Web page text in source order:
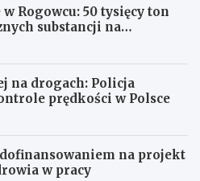
Rogowcu: 50 tysięcy ton
substancji na
na drogach: Policja
prędkości w Polsce
na projekt
w pracy